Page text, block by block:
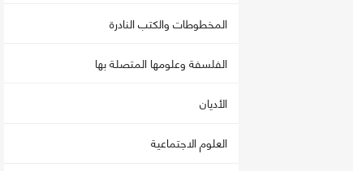
المخطوطات والكتب النادرة
الفلسفة وعلومها المتصلة بها
الأديان
العلوم الاجتماعية